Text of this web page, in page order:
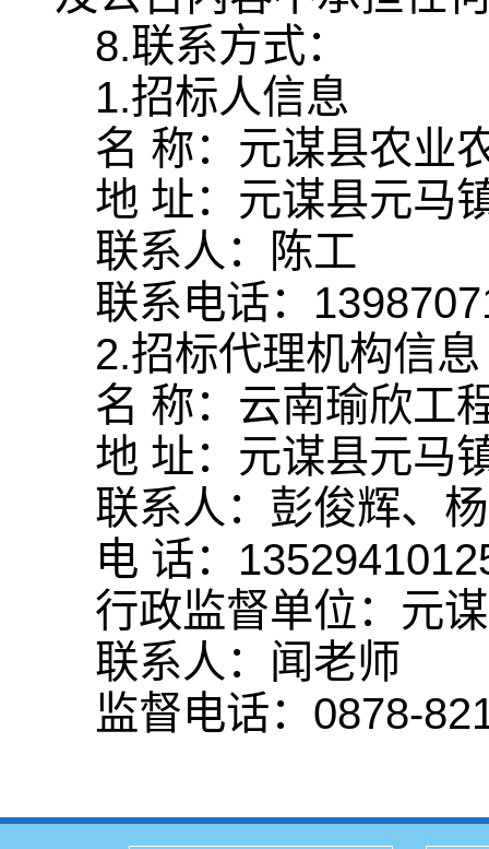
8.联系方式：
1.招标人信息
名 称：元谋县农业
地 址：元谋县元马
联系人：陈工
联系电话：
2.招标代理机构信息
名 称：云南瑜欣工
地 址：元谋县元马
联系人：彭俊辉、
电 话：
行政监督单位：元
联系人：闻老师
监督电话：0878-